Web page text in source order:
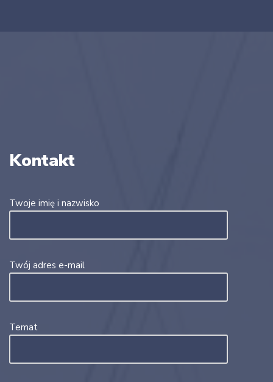
Kontakt
Twoje imię i nazwisko
Twój adres e-mail
Temat